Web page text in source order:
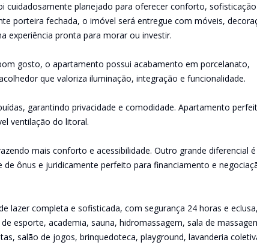
cuidadosamente planejado para oferecer conforto,
porteira fechada, o imóvel será entregue com móveis,
experiência pronta para morar ou investir.
gosto, o apartamento possui acabamento em porcelanato,
que valoriza iluminação, integração e funcionalidade.
garantindo privacidade e comodidade. Apartamento
ventilação do litoral.
mais conforto e acessibilidade. Outro grande diferencial é
de ônus e juridicamente perfeito para financiamento e
lazer completa e sofisticada, com segurança 24 horas e
esporte, academia, sauna, hidromassagem, sala de
salão de jogos, brinquedoteca, playground, lavanderia